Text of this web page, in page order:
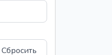
Сбросить